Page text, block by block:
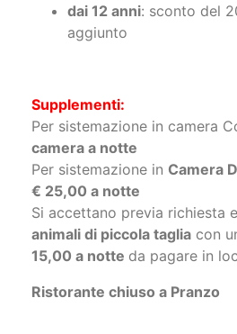
dai 12 anni: sconto del
aggiunto
Supplementi:
Per sistemazione in camera
camera a notte
Per sistemazione in Camera
€ 25,00 a notte
Si accettano previa richiesta
animali di piccola taglia con
15,00 a notte da pagare in
Ristorante chiuso a Pranzo